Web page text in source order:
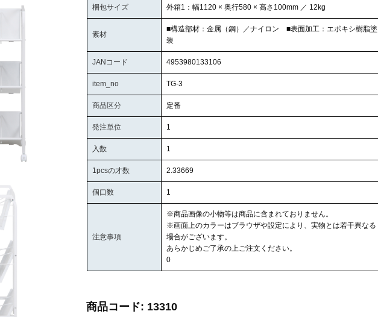
梱包サイズ 外箱1：幅1120 × 奥行580 × 高さ100mm ／ 12kg
素材
■構造部材：金属（鋼）／ナイロン ■表面加工：エポキシ樹脂塗
装
JANコード 4953980133106
item_no TG-3
商品区分 定番
発注単位 1
入数 1
1pcsの才数 2.33669
個口数 1
注意事項
※商品画像の小物等は商品に含まれておりません。
※画面上のカラーはブラウザや設定により、実物とは若干異なる
場合がございます。
あらかじめご了承の上ご注文ください。
0
商品コード: 13310